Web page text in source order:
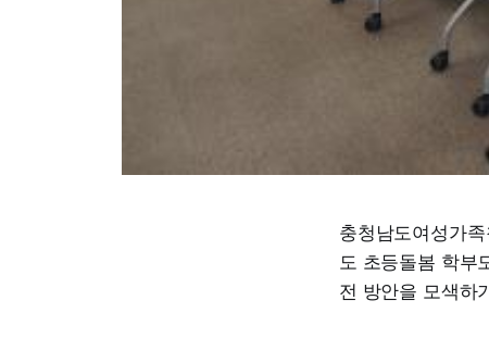
충청남도여성가
도 초등돌봄 학부
전 방안을 모색하